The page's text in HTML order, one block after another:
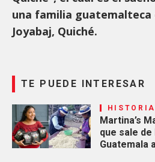
una familia
Joyabaj, Quiché.
TE PUEDE INTERESAR
Martina’s
que sale
Guatemala